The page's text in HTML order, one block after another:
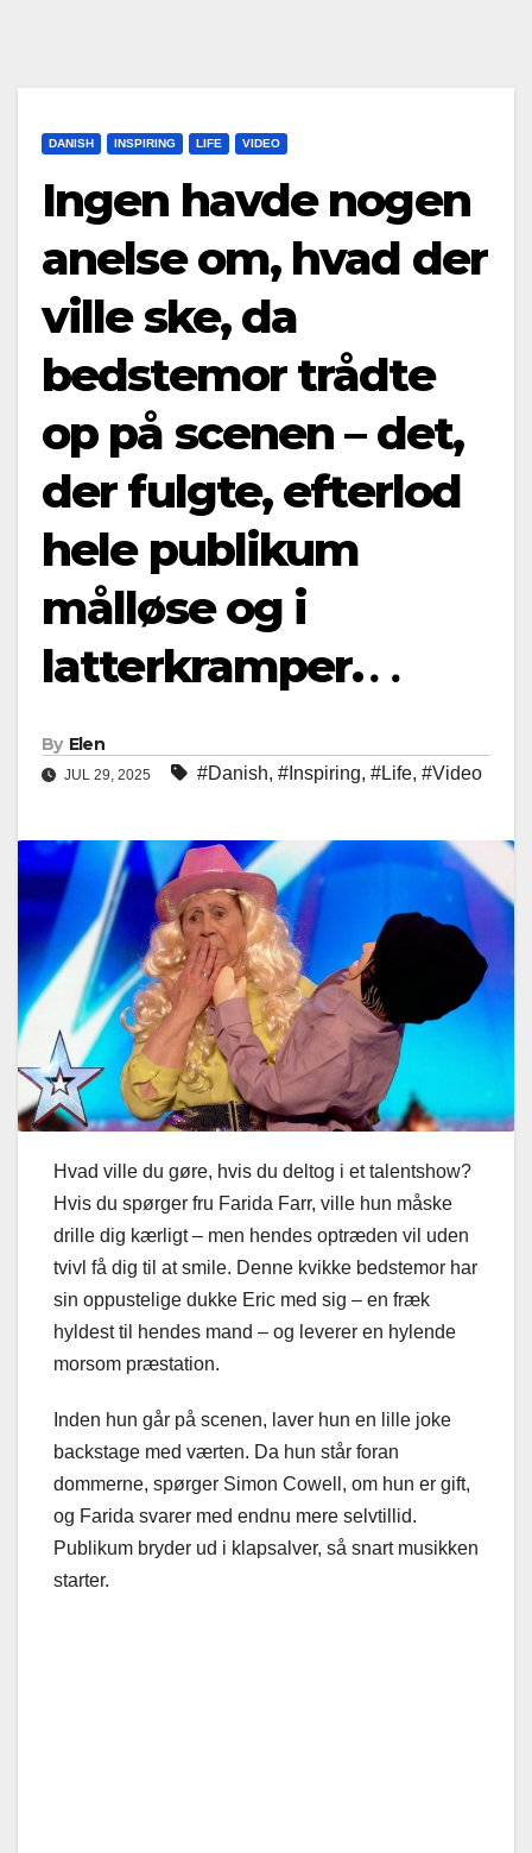
DANISH INSPIRING LIFE VIDEO
Ingen havde nogen
anelse om, hvad der
ville ske, da
bedstemor trådte
op på scenen – det,
der fulgte, efterlod
hele publikum
målløse og i
latterkramper.․․
By Elen
JUL 29, 2025 #Danish, #Inspiring, #Life, #Video
Hvad ville du gøre, hvis du deltog i et talentshow?
Hvis du spørger fru Farida Farr, ville hun måske
drille dig kærligt – men hendes optræden vil uden
tvivl få dig til at smile. Denne kvikke bedstemor har
sin oppustelige dukke Eric med sig – en fræk
hyldest til hendes mand – og leverer en hylende
morsom præstation.
Inden hun går på scenen, laver hun en lille joke
backstage med værten. Da hun står foran
dommerne, spørger Simon Cowell, om hun er gift,
og Farida svarer med endnu mere selvtillid.
Publikum bryder ud i klapsalver, så snart musikken
starter.